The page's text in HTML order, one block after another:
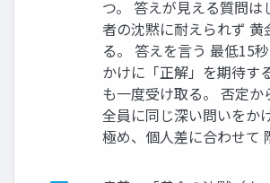
つ。 答えが見える質問は
者の沈黙に耐えられず 黄
る。 答えを言う 最低15
かけに「正解」を期待す
も一度受け取る。 否定か
全員に同じ深い問いをか
極め、個人差に合わせて